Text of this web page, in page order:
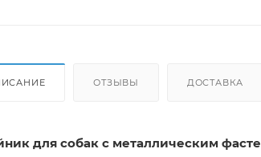
ОТЗЫВЫ ДОСТАВКА
для собак с металлическим